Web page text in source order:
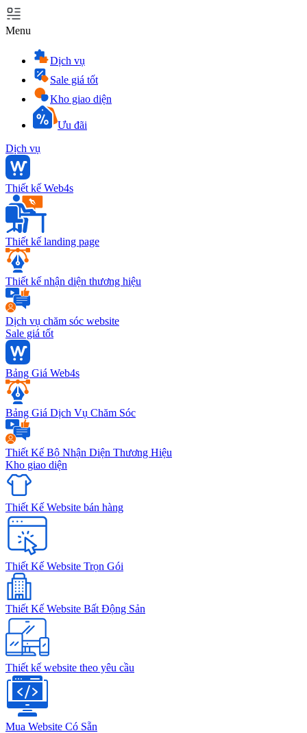
Menu
Dịch vụ
Sale giá tốt
Kho giao diện
Ưu đãi
Dịch vụ
Thiết kế Web4s
Thiết kế landing page
Thiết kế nhận diện thương hiệu
Dịch vụ chăm sóc website
Sale giá tốt
Bảng Giá Web4s
Bảng Giá Dịch Vụ Chăm Sóc
Thiết Kế Bộ Nhận Diện Thương Hiệu
Kho giao diện
Thiết Kế Website bán hàng
Thiết Kế Website Trọn Gói
Thiết Kế Website Bất Động Sản
Thiết kế website theo yêu cầu
Mua Website Có Sẵn